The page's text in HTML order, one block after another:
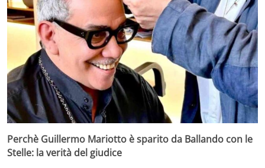
Perchè Guillermo Mariotto è sparito da Ballando con le
Stelle: la verità del giudice